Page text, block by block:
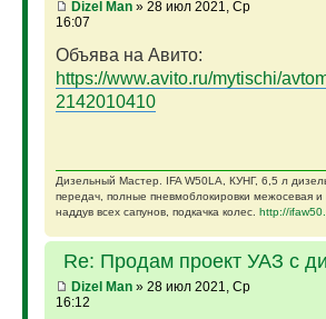
Dizel Man» 28 июл 2021, Ср
16:07
Объява на Авито:
https://www.avito.ru/mytischi/
2142010410
Дизельный Мастер. IFA W50LA, КУНГ, 6,5 л
передач, полные пневмоблокировки межосевая и
наддув всех сапунов, подкачка колес. http://
Re: Продам проект УАЗ с
Dizel Man» 28 июл 2021, Ср
16:12